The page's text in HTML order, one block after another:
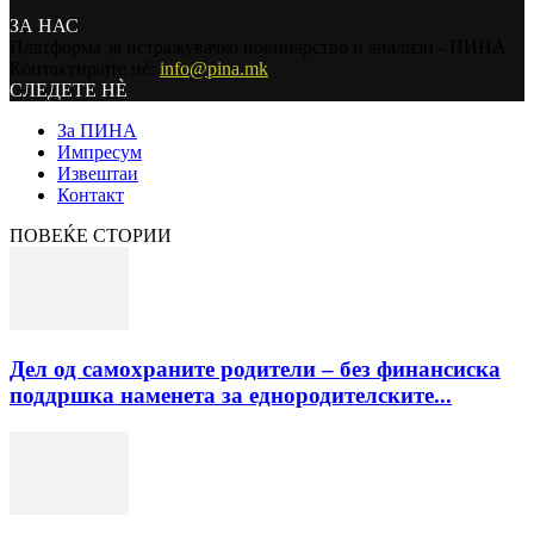
ЗА НАС
info@pina.mk
СЛЕДЕТЕ НЀ
За ПИНА
Импресум
Извештаи
Контакт
ПОВЕЌЕ СТОРИИ
Дел од самохраните родители – без финансиска
поддршка наменета за еднородителските...